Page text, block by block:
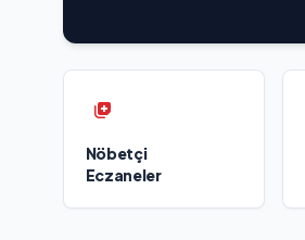
Nöbetçi
Eczaneler